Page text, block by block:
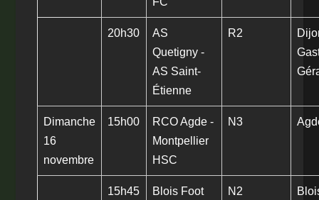
20h30
AS
Quetigny -
AS Saint-
Étienne
R2
Dimanche
16
novembre
15h00
RCO Agde -
Montpellier
HSC
N3
15h45 Blois Foot N2